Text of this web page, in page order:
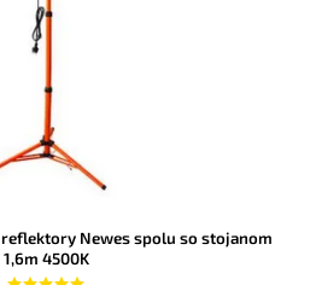
reflektory Newes spolu so stojanom
1,6m 4500K